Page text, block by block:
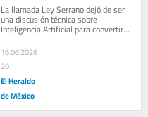
La llamada Ley Serrano dejó de ser
una discusión técnica sobre
Inteligencia Artificial para convertirse
en un problema político de alcance...
16.06.2026
20
El Heraldo
de México